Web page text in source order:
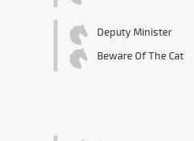
Deputy Minister
Beware Of The Cat